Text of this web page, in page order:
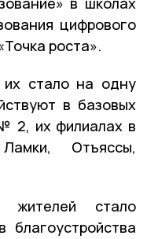
цифрового
роста».
стало на одну
в базовых
2, их филиалах в
Отъяссы,
жителей стало
благоустройства